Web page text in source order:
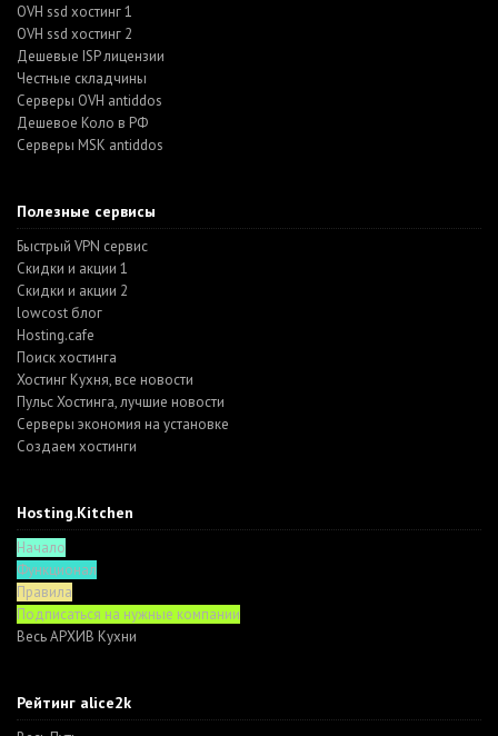
OVH ssd хостинг 1
OVH ssd хостинг 2
Дешевые ISP лицензии
Честные складчины
Серверы OVH antiddos
Дешевое Коло в РФ
Серверы MSK antiddos
Полезные сервисы
Быстрый VPN сервис
Скидки и акции 1
Скидки и акции 2
lowcost блог
Hosting.cafe
Поиск хостинга
Хостинг Кухня, все новости
Пульс Хостинга, лучшие новости
Серверы экономия на установке
Создаем хостинги
Hosting.Kitchen
Начало
Функционал
Правила
Подписаться на нужные компании
Весь АРХИВ Кухни
Рейтинг alice2k